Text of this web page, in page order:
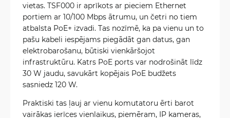
vietas. TSF000 ir aprīkots ar pieciem Ethernet
portiem ar 10/100 Mbps ātrumu, un četri no tiem
atbalsta PoE+ izvadi. Tas nozīmē, ka pa vienu un to
pašu kabeli iespējams piegādāt gan datus, gan
elektrobarošanu, būtiski vienkāršojot
infrastruktūru. Katrs PoE ports var nodrošināt līdz
30 W jaudu, savukārt kopējais PoE budžets
sasniedz 120 W.
Praktiski tas ļauj ar vienu komutatoru ērti barot
vairākas ierīces vienlaikus, piemēram, IP kameras,